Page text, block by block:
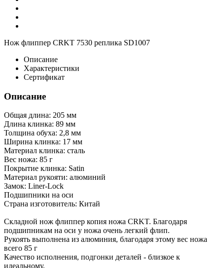
Нож флиппер CRKT 7530 реплика SD1007
Описание
Характеристики
Сертификат
Описание
Общая длина: 205 мм
Длина клинка: 89 мм
Толщина обуха: 2,8 мм
Ширина клинка: 17 мм
Материал клинка: сталь
Вес ножа: 85 г
Покрытие клинка: Satin
Материал рукояти: алюминий
Замок: Liner-Lock
Подшипники на оси
Страна изготовитель: Китай
Складной нож флиппер копия ножа CRKT. Благодаря
подшипникам на оси у ножа очень легкий флип.
Рукоять выполнена из алюминия, благодаря этому вес ножа
всего 85 г
Качество исполнения, подгонки деталей - близкое к
идеальному.